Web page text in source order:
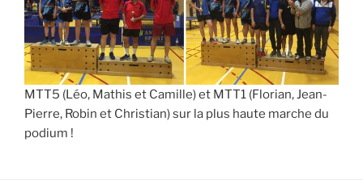
MTT5 (Léo, Mathis et Camille) et MTT1 (Florian, Jean-
Pierre, Robin et Christian) sur la plus haute marche du
podium !